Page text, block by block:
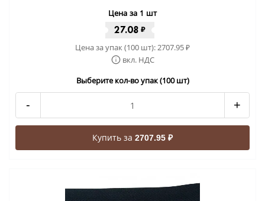
Цена за 1 шт
27.08 ₽
Цена за упак (100 шт):2707.95₽
вкл. НДС
Выберите кол-во упак (100 шт)
- +
Купить за 2707.95 ₽